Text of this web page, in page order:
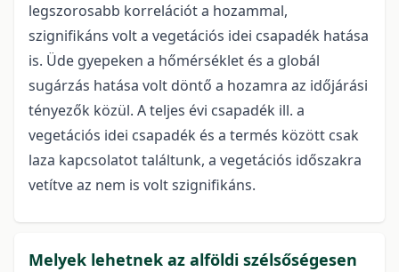
legszorosabb korrelációt a hozammal,
szignifikáns volt a vegetációs idei csapadék hatása
is. Üde gyepeken a hőmérséklet és a globál
sugárzás hatása volt döntő a hozamra az időjárási
tényezők közül. A teljes évi csapadék ill. a
vegetációs idei csapadék és a termés között csak
laza kapcsolatot találtunk, a vegetációs időszakra
vetítve az nem is volt szignifikáns.
Melyek lehetnek az alföldi szélsőségesen